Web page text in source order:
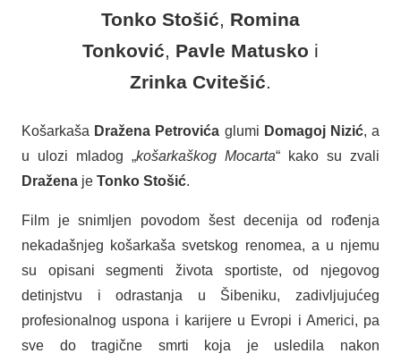
Tonko Stošić, Romina
Tonković, Pavle Matusko i
Zrinka Cvitešić.
Košarkaša Dražena Petrovića glumi Domagoj Nizić, a
u ulozi mladog „košarkaškog Mocarta“ kako su zvali
Dražena je Tonko Stošić.
Film je snimljen povodom šest decenija od rođenja
nekadašnjeg košarkaša svetskog renomea, a u njemu
su opisani segmenti života sportiste, od njegovog
detinjstvu i odrastanja u Šibeniku, zadivljujućeg
profesionalnog uspona i karijere u Evropi i Americi, pa
sve do tragične smrti koja je usledila nakon